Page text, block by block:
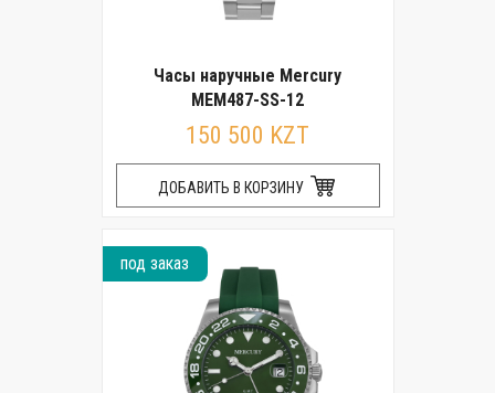
Часы наручные Mercury
MEM487-SS-12
150 500 KZT
ДОБАВИТЬ В КОРЗИНУ
под заказ